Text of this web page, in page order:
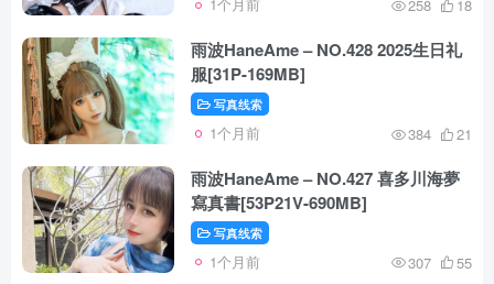
1个月前 258 18
雨波HaneAme – NO.428 2025生日礼
服[31P-169MB]
写真线索
1个月前 384 21
雨波HaneAme – NO.427 喜多川海夢
寫真書[53P21V-690MB]
写真线索
1个月前 307 55